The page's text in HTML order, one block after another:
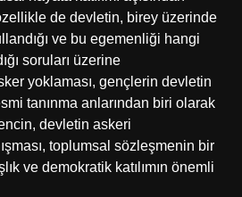
de devletin, birey üzerinde
ve bu egemenliği hangi
soruları üzerine
yoklaması, gençlerin devletin
tanınma anlarından biri olarak
devletin askeri
toplumsal sözleşmenin bir
ve demokratik katılımın önemli